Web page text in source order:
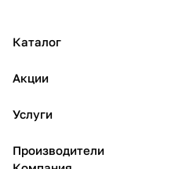
Каталог
Акции
Услуги
Производители